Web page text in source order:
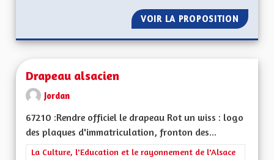
VOIR LA PROPOSITION
Drapeau alsacien
Jordan
67210 :Rendre officiel le drapeau Rot un wiss : logo
des plaques d'immatriculation, fronton des...
Filtrer les résultats de la catégorie : La Culture, l'Education et
La Culture, l'Education et le rayonnement de l'Alsace